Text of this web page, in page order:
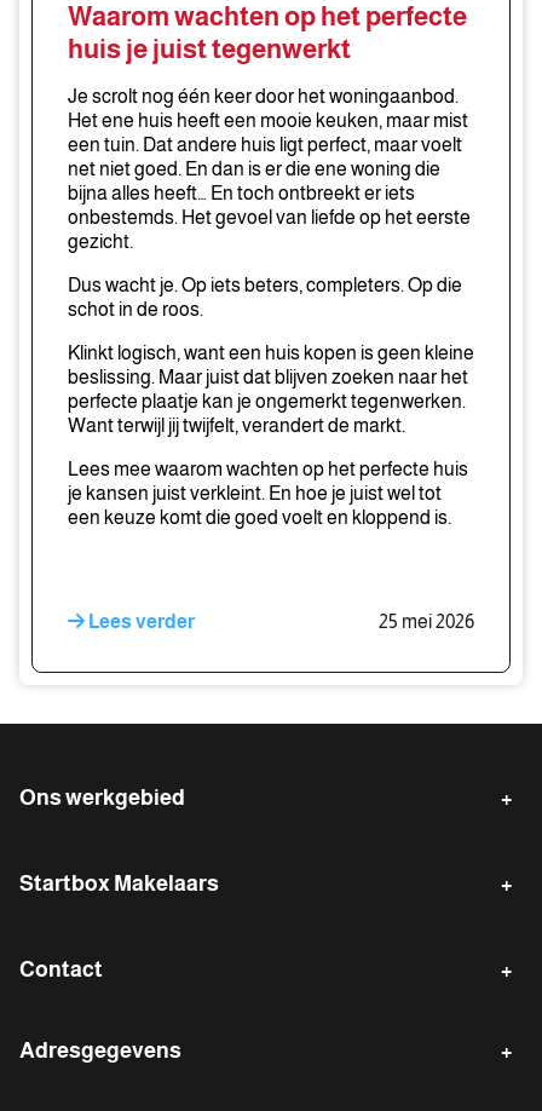
perfecte
tegenwerkt
Waarom wachten op het perfecte
huis je juist tegenwerkt
Je scrolt nog één keer door het woningaanbod.
Het ene huis heeft een mooie keuken, maar mist
een tuin. Dat andere huis ligt perfect, maar voelt
net niet goed. En dan is er die ene woning die
bijna alles heeft… En toch ontbreekt er iets
onbestemds. Het gevoel van liefde op het eerste
gezicht.
Dus wacht je. Op iets beters, completers. Op die
schot in de roos.
Klinkt logisch, want een huis kopen is geen kleine
beslissing. Maar juist dat blijven zoeken naar het
perfecte plaatje kan je ongemerkt tegenwerken.
Want terwijl jij twijfelt, verandert de markt.
Lees mee waarom wachten op het perfecte huis
je kansen juist verkleint. En hoe je juist wel tot
een keuze komt die goed voelt en kloppend is.
Lees verder 25 mei 2026
Ons werkgebied
Startbox Makelaars
Contact
0591 - 820 320
Adresgegevens